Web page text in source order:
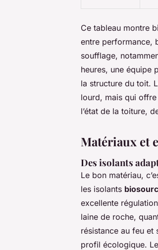
Ce tableau montre
entre performance,
soufflage,
heures, une équipe
la structure du toit.
lourd, mais qui
l’état de la toiture,
Matériaux et
Des isolants
Le bon matériau,
les isolants
excellente
laine de roche,
résistance au feu et
profil écologique.